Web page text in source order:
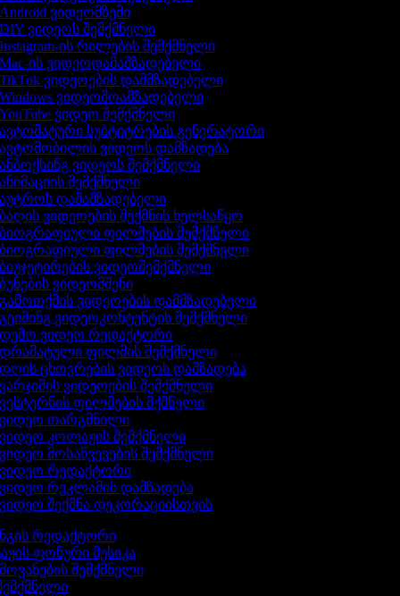
ვიდეომზემი
ვიდეოს შემქმნელი
ის რილების შემქმნელი
ის ვიდეოდამამზადებელი
ვიდეოების დამმზადებელი
ვიდეომოამზადებელი
ვიდეო შემქმნელი
სუბტიტრების გენერატორი
ვიდეოს დამზადება
ვიდეოს შემქმნელი
შემქმნელი
დამამზადებელი
ვიდეოების შექმნის ხელსაწყო
ფილმების შემქმნელი
ფილმების შემქმნელი
ვიდეოშემქმნელი
ვიდეომშენი
ვიდეოების დამმზადებელი
ვიდეოკონტენტის შემქმნელი
ვიდეო რედაქტორი
ფილმის შემქმნელი
ცხოვრების ვიდეოს დამზადება
ვიდეოების შემქმნელი
ფილმების მქმნელი
თარგმნილი
კოლაჟის შემქმნელი
მოსაწვევების შემქმნელი
რედაქტორი
რეკლამის დამზადება
შექმნა დეკორაციისთვის
რედაქტორი
ფონური მუსიკა
შემქმნელი